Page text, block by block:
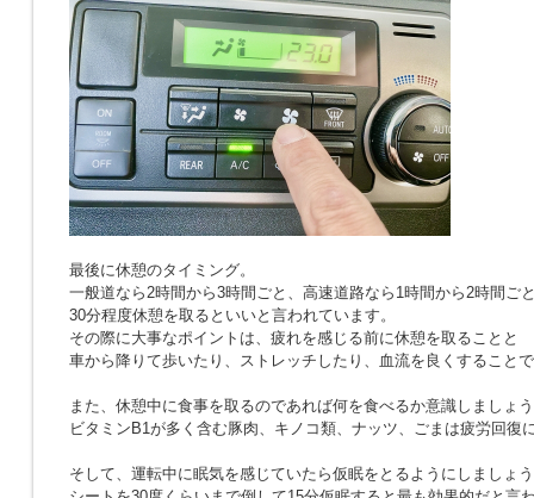
最後に休憩のタイミング。
一般道なら2時間から3時間ごと、高速道路なら1時間から2時間ご
30分程度休憩を取るといいと言われています。
その際に大事なポイントは、疲れを感じる前に休憩を取ることと
車から降りて歩いたり、ストレッチしたり、血流を良くすること
また、休憩中に食事を取るのであれば何を食べるか意識しましょ
ビタミンB1が多く含む豚肉、キノコ類、ナッツ、ごまは疲労回復
そして、運転中に眠気を感じていたら仮眠をとるようにしましょ